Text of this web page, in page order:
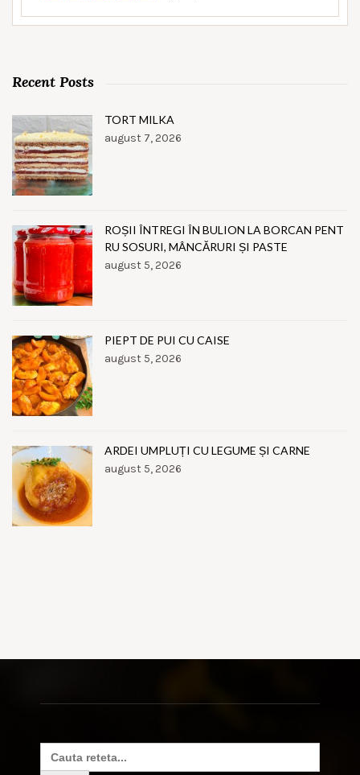
Recent Posts
TORT MILKA
august 7, 2026
ROȘII ÎNTREGI ÎN BULION LA BORCAN PENT
RU SOSURI, MÂNCĂRURI ȘI PASTE
august 5, 2026
PIEPT DE PUI CU CAISE
august 5, 2026
ARDEI UMPLUȚI CU LEGUME ȘI CARNE
august 5, 2026
Search
for: